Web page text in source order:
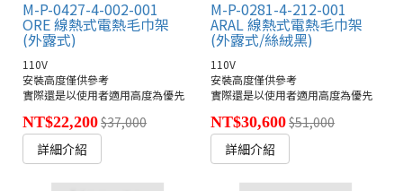
M-P-0427-4-002-001
ORE 線熱式電熱毛巾架
(外露式)
110V
安裝高度僅供參考
實際還是以使用者適用高度為優先
NT$22,200$37,000
詳細介紹
M-P-0281-4-212-001
ARAL 線熱式電熱毛巾架
(外露式/絲絨黑)
110V
安裝高度僅供參考
實際還是以使用者適用高度為優先
NT$30,600$51,000
詳細介紹